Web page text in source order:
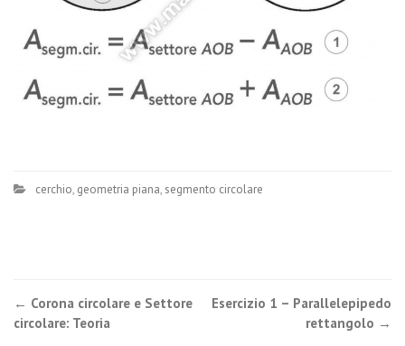
cerchio, geometria piana, segmento circolare
Post
navigation
← Corona circolare e Settore
circolare: Teoria
Esercizio 1 – Parallelepipedo
rettangolo →